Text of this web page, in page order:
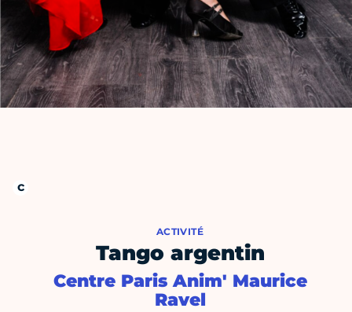
ACTIVITÉ
Tango argentin
Centre Paris Anim' Maurice
Ravel